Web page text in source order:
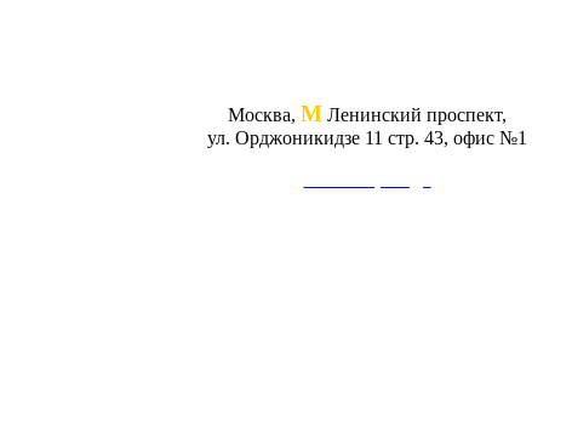
Москва, М Ленинский проспект,
ул. Орджоникидзе 11 стр. 43, офис №1